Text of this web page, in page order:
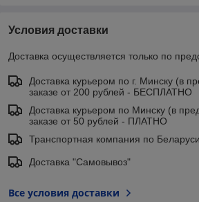
Условия доставки
Доставка осуществляется только по
Доставка курьером по г. Минску (в
заказе от 200 рублей - БЕСПЛАТНО
Доставка курьером по Минску (в
заказе от 50 рублей - ПЛАТНО
Транспортная компания по
Доставка "Самовывоз"
Все условия доставки